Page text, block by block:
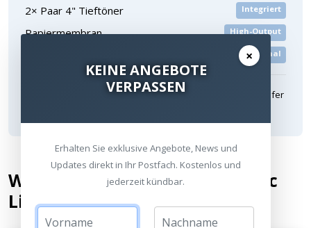
2× Paar 4" Tieftöner Integriert
Papiermembran High-Output
Optional
Für maximalen Tiefgang können Sie später Flexus Subwoofer
Weltneuheit: Integrierte Dirac
Live Raumkorrektur
×
KEINE ANGEBOTE
VERPASSEN
Erhalten Sie exklusive Angebote, News und
Updates direkt in Ihr Postfach. Kostenlos und
jederzeit kündbar.